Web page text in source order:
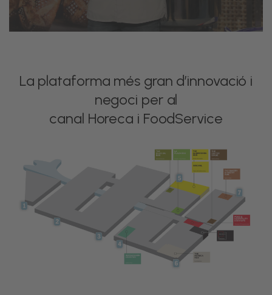
El espacio de encuentro de los
profesionales panaderosypasteleros
degustar productos de marcas
patrocinadoras.
La plataforma més gran d’innovació i
negoci per al
canal Horeca i FoodService